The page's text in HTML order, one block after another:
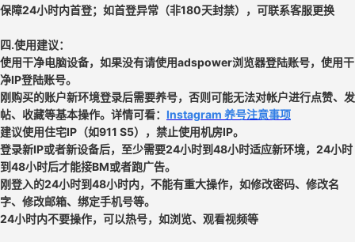
保障24小时内首登；如首登异常（非180天封禁），可联系客服更换
四.使用建议：
使用干净电脑设备，如果没有请使用adspower浏览器登陆账号，使用干
净IP登陆账号。
刚购买的账户新环境登录后需要养号，否则可能无法对帐户进行点赞、发
帖、收藏等基本操作。详情可看： Instagram 养号注意事项
建议使用住宅IP（如911 S5），禁止使用机房IP。
登录新IP或者新设备后，至少需要24小时到48小时适应新环境，24小时
到48小时后才能接BM或者跑广告。
刚登入的24小时到48小时内，不能有重大操作，如修改密码、修改名
字、修改邮箱、绑定手机号等。
24小时内不要操作，可以热号，如浏览、观看视频等